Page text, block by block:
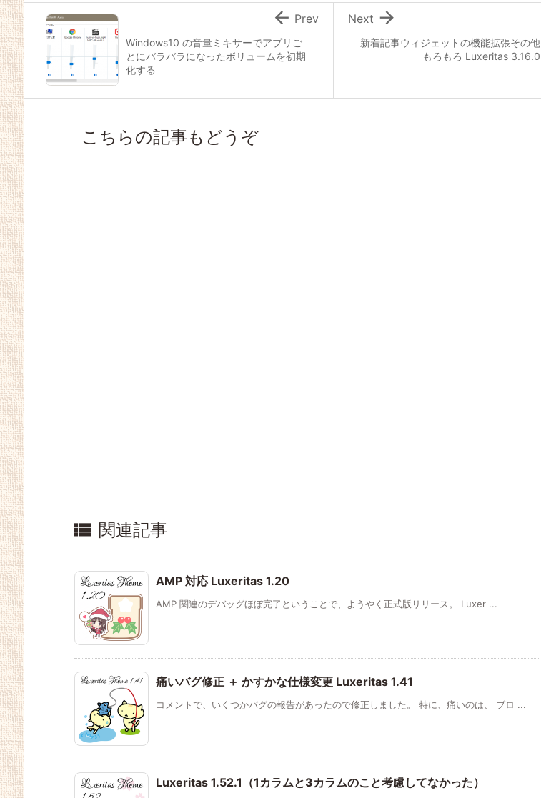
新着記事ウィジェットの機能拡張その他
もろもろ Luxeritas 3.16.0

Next
Windows10 の音量ミキサーでアプリご
とにバラバラになったボリュームを初期
化する
 Prev
こちらの記事もどうぞ
 関連記事
AMP 対応 Luxeritas 1.20
AMP 関連のデバッグほぼ完了ということで、ようやく正式版リリース。 Luxer ...
痛いバグ修正 ＋ かすかな仕様変更 Luxeritas 1.41
コメントで、いくつかバグの報告があったので修正しました。 特に、痛いのは、 ブロ ...
Luxeritas 1.52.1（1カラムと3カラムのこと考慮してなかった）